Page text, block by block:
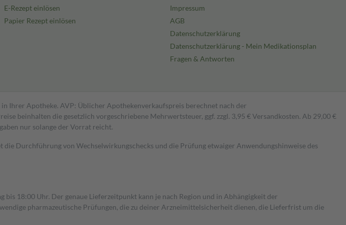
E-Rezept einlösen
Papier Rezept einlösen
Impressum
AGB
Datenschutzerklärung
Datenschutzerklärung - Mein Medikationsplan
Fragen & Antworten
Ihrer Apotheke. AVP: Üblicher Apothekenverkaufspreis berechnet nach der
beinhalten die gesetzlich vorgeschriebene Mehrwertsteuer, ggf. zzgl. 3,95 € Versandkosten. Ab 29,00 €
nur solange der Vorrat reicht.
Durchführung von Wechselwirkungschecks und die Prüfung etwaiger Anwendungshinweise des
18:00 Uhr. Der genaue Lieferzeitpunkt kann je nach Region und in Abhängigkeit der
pharmazeutische Prüfungen, die zu deiner Arzneimittelsicherheit dienen, die Lieferfrist um die